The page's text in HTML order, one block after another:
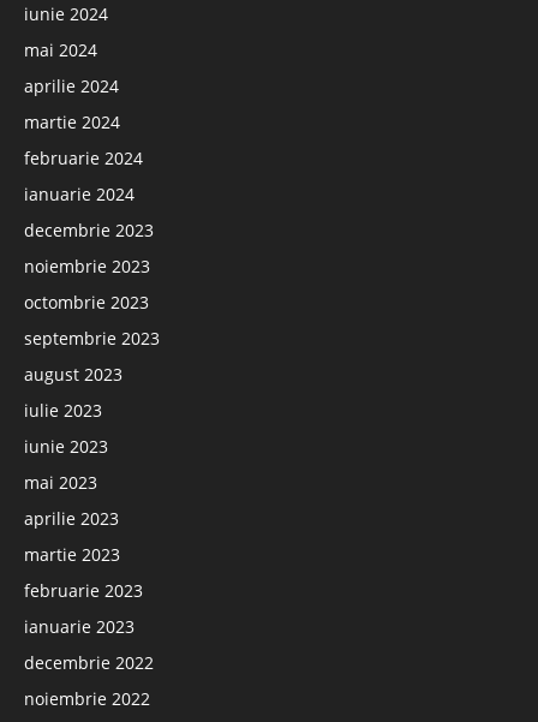
iunie 2024
mai 2024
aprilie 2024
martie 2024
februarie 2024
ianuarie 2024
decembrie 2023
noiembrie 2023
octombrie 2023
septembrie 2023
august 2023
iulie 2023
iunie 2023
mai 2023
aprilie 2023
martie 2023
februarie 2023
ianuarie 2023
decembrie 2022
noiembrie 2022